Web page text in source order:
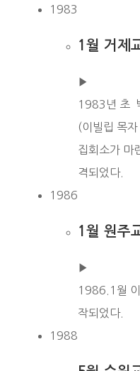
1983
1월 거제
▶︎
1983년 초
(이빌립 목
집회소가 마
격되었다.
1986
1월 원주
▶︎
1986.1월 이
작되었다.
1988